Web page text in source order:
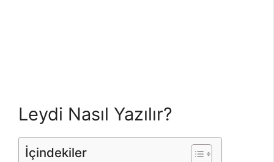
Leydi Nasıl Yazılır?
İçindekiler